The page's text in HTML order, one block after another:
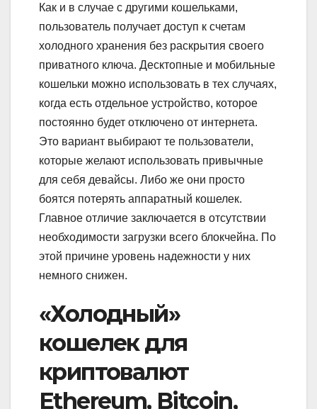
Как и в случае с другими кошельками,
пользователь получает доступ к счетам
холодного хранения без раскрытия своего
приватного ключа. Десктопные и мобильные
кошельки можно использовать в тех случаях,
когда есть отдельное устройство, которое
постоянно будет отключено от интернета.
Это вариант выбирают те пользователи,
которые желают использовать привычные
для себя девайсы. Либо же они просто
боятся потерять аппаратный кошелек.
Главное отличие заключается в отсутствии
необходимости загрузки всего блокчейна. По
этой причине уровень надежности у них
немного снижен.
«Холодный»
кошелек для
криптовалют
Ethereum, Bitcoin,